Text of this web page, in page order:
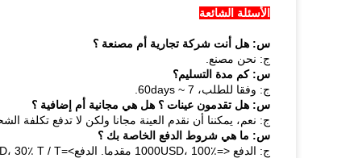
الأسئلة الشائعة
س: هل أنت شركة تجارية أم مصنعة ؟
ج: نحن مصنع.
س: كم مدة التسليم؟
ج: وفقا للطلب، 7 ~ 60days.
س: هل تقدمون عينات ؟ هل هي مجانية أم إضافية ؟
ج: نعم، يمكننا أن نقدم العينة مجانا ولكن لا تدفع تكلفة
س: ما هي شروط الدفع الخاصة بك ؟
ج: الدفع <=1000USD، 100٪ مقدما. الدفع>=1000USD، 30٪ T / T مقدما، الرصيد قبل الشحن.